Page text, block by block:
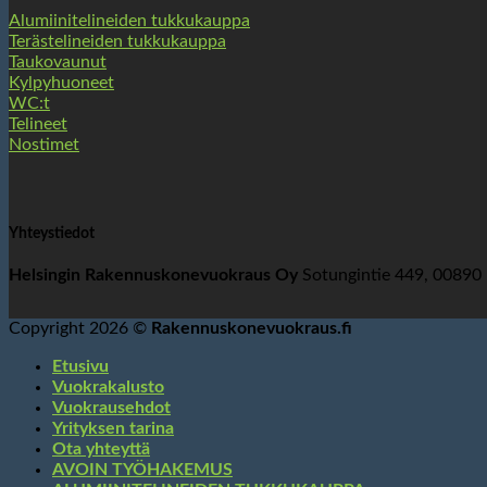
Alumiinitelineiden tukkukauppa
Terästelineiden tukkukauppa
Taukovaunut
Kylpyhuoneet
WC:t
Telineet
Nostimet
Yhteystiedot
Helsingin Rakennuskonevuokraus Oy Sotungintie 449, 00890
Copyright 2026 © Rakennuskonevuokraus.fi
Etusivu
Vuokrakalusto
Vuokrausehdot
Yrityksen tarina
Ota yhteyttä
AVOIN TYÖHAKEMUS